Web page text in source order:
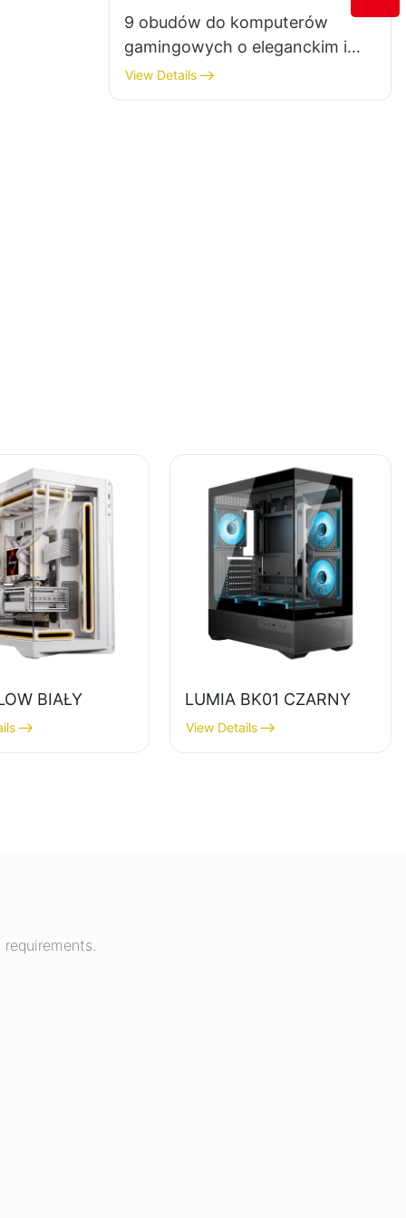
9 obudów do komputerów
gamingowych o eleganckim i
nowoczesnym wzornictwie
View Details
BIAŁY LUMIA BK01 CZARNY
View Details